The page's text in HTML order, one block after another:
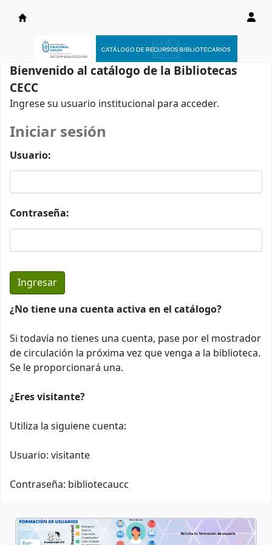
Catálogo en línea
Bienvenido al catálogo de la Bibliotecas
CECC
Ingrese su usuario institucional para acceder.
Iniciar sesión
Usuario:
Contraseña:
¿No tiene una cuenta activa en el catálogo?
Si todavía no tienes una cuenta, pase por el mostrador
de circulación la próxima vez que venga a la biblioteca.
Se le proporcionará una.
¿Eres visitante?
Utiliza la siguiene cuenta:
Usuario: visitante
Contraseña: bibliotecaucc